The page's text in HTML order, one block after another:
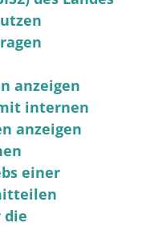
anzeigen
internen
anzeigen
einer
die